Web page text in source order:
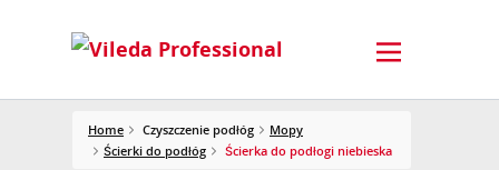
Home Czyszczenie podłóg
Mopy
Ścierki do podłóg
Ścierka do podłogi niebieska